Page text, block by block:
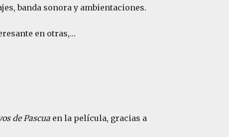
banda sonora y ambientaciones.
en otras,…
de Pascua en la película, gracias a